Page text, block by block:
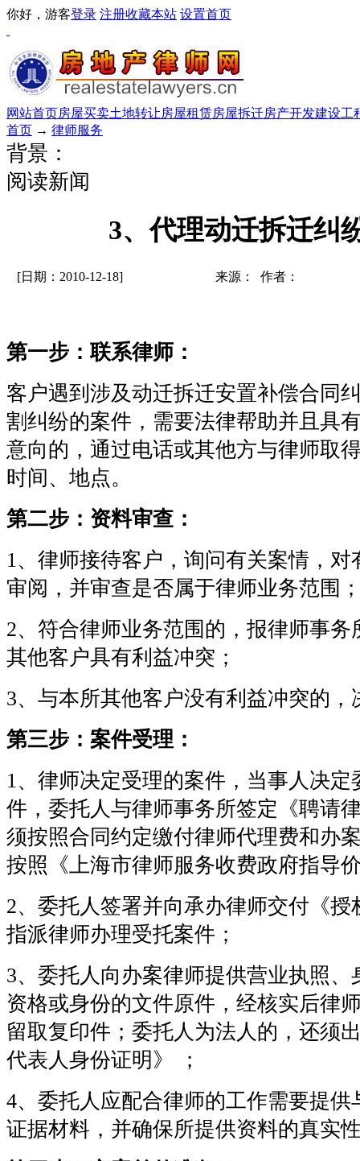
你好，游客登录 注册收藏本站 设置首页
网站首页房屋买卖土地转让房屋租赁房屋拆迁房产开发建设工
首页 → 律师服务
背景：
阅读新闻
3、代理动迁拆迁纠
[日期：2010-12-18] 来源： 作者：
第一步：联系律师：
客户遇到涉及动迁拆迁安置补偿合同
割纠纷的案件，需要法律帮助并且具
意向的，通过电话或其他方与律师取
时间、地点。
第二步：资料审查：
1、律师接待客户，询问有关案情，
审阅，并审查是否属于律师业务范围
2、符合律师业务范围的，报律师事务
其他客户具有利益冲突；
3、与本所其他客户没有利益冲突的，
第三步：案件受理：
1、律师决定受理的案件，当事人决
件，委托人与律师事务所签定《聘请
须按照合同约定缴付律师代理费和办
按照《上海市律师服务收费政府指导
2、委托人签署并向承办律师交付《授
指派律师办理受托案件；
3、委托人向办案律师提供营业执照、
资格或身份的文件原件，经核实后律
留取复印件；委托人为法人的，还须
代表人身份证明》 ；
4、委托人应配合律师的工作需要提供
证据材料，并确保所提供资料的真实